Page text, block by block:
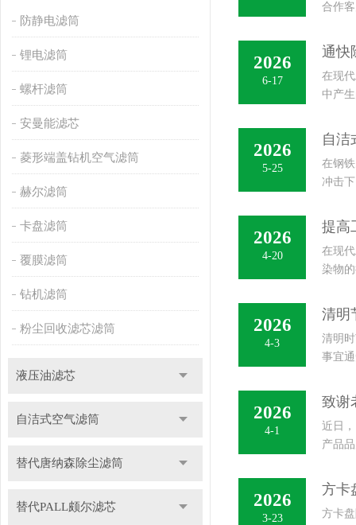
防静电滤筒
锂电滤筒
螺杆滤筒
安曼能滤芯
菱形端盖钻机空气滤筒
赫尔滤筒
卡盘滤筒
覆膜滤筒
钻机滤筒
粉尘回收滤芯滤筒
液压油滤芯
自洁式空气滤筒
替代唐纳森除尘滤筒
替代PALL颇尔滤芯
合作
2026
6-17
通快
在现
中产
2026
5-25
自洁
在钢
冲击
2026
4-20
提高
在现
染物
2026
4-3
清明
清明
事宜
2026
4-1
致谢
近日
产品
2026
3-23
方卡
方卡